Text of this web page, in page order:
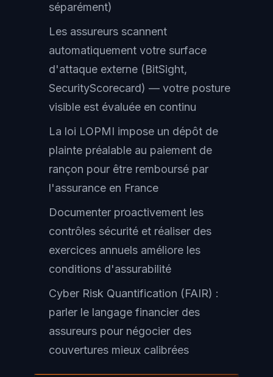
séparément)
Les assureurs scannent
automatiquement votre surface
d'attaque externe (BitSight,
SecurityScorecard) — votre posture
visible est évaluée en continu
La loi LOPMI impose un dépôt de
plainte préalable au paiement de
rançon pour être remboursé par
l'assurance en France
Documenter proactivement les
contrôles sécurité et réaliser des
exercices annuels améliore les
conditions d'assurabilité
Cyber Risk Quantification (FAIR) :
parler le langage financier des
assureurs pour négocier des
couvertures mieux calibrées